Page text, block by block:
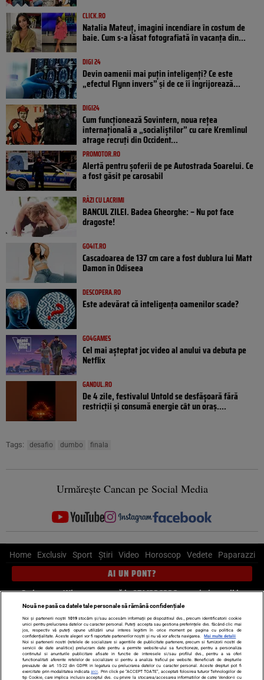
CLICK.RO
Natalia Mateuț, imagini incendiare în costum de
baie. Cum s-a lăsat fotografiată în vacanța din...
DIGI 24
Devin oamenii mai puțin inteligenți? Ce este
„efectul Flynn invers” și de ce îi îngrijorează...
DIGI24
Cum funcționează Sovintern, noua rețea
internațională a „socialiștilor” cu care Kremlinul
atrage recruți din Occident...
PROMOTOR.RO
Alertă pentru șoferii de pe Autostrada Soarelui. Ce
a fost găsit pe carosabil
RÂZI CU LACRIMI
BANCUL ZILEI. Badea Gheorghe: – Nu pot face
dragoste!
GO4IT.RO
Cascadoarea de 137 cm care a fost dublura lui Matt
Damon în Odiseea
DESCOPERA.RO
Este adevărat că inteligența oamenilor scade?
GO4GAMES
Cel mai așteptat joc video al anului va debuta pe
Netflix
GANDUL.RO
De 4 zile, festivalul Untold se desfășoară fără
restricții și consumă energie cât un oraș....
Tags: desafio dumbo finala
Urmărește Cancan pe Social Media
Home Exclusiv Sport Știri Video Horoscop Vedete Paparazzi
AI UN PONT?
Scrie-ne pe Whatsapp, sună la 0741226226 sau trimite mail la
pont@cancan.ro
Știri interne Știri externe
Politică
Ultimele stiri
Diete Insula Iubirii Dictionar de vise
LIFE STYLE
Horoscop
Nouă ne pasă ca datele tale personale să rămână confidențiale
Noi și partenerii noștri 1019stocăm și/sau accesăm informații pe dispozitivul dvs., precum identificatorii cookie
unici pentru prelucrarea datelor cu caracter personal. Puteți accepta sau gestiona preferințele dvs. făcând clic mai
jos, respectiv vă puteți opune utilizării unui interes legitim în orice moment pe pagina cu politica de
confidențialitate. Aceste alegeri vor fi raportate partenerilor noștri și nu vă vor afecta navigarea.
Mai multe detalii
Noi si partenerii nostri (retelele de socializare si agentiile de publicitate partenere, precum si furnizorii nostri de
servicii de date analitice) prelucram date pentru a permite website-ului sa functioneze, pentru a personaliza
continutul si anunturile publicitare afisate in functie de interesele si/sau profilul dvs., pentru a va oferi
functionalitati aferente retelelor de socializare si pentru a analiza traficul pe website. Beneficiati de drepturile
prevazute de art. 15-22 din GDPR in legatura cu prelucrarea datelor cu caracter personal. Aceste drepturi pot fi
exercitate prin modalitatea indicataaici . Prin click pe “ACCEPT TOATE”, acceptati folosirea tuturor Tehnologiilor de
tip Cookie, care implica inclusiv acceptul dvs. cu privire la stocarea/accesarea informatiilor de catre Vendor-ii cu